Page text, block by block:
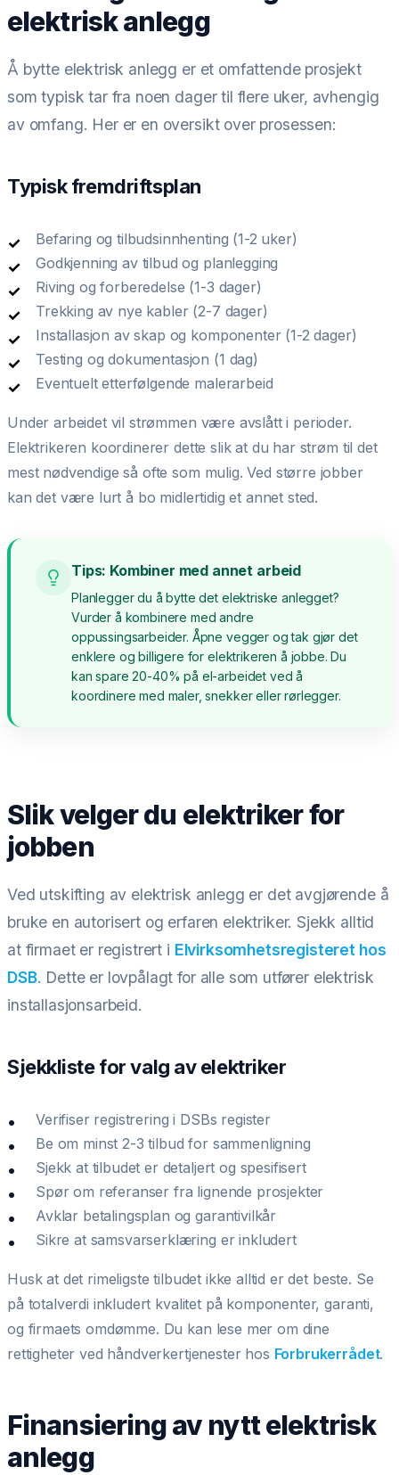
elektrisk anlegg
Å bytte elektrisk anlegg er et omfattende prosjekt
som typisk tar fra noen dager til flere uker, avhengig
av omfang. Her er en oversikt over prosessen:
Typisk fremdriftsplan
Befaring og tilbudsinnhenting (1-2 uker)
Godkjenning av tilbud og planlegging
Riving og forberedelse (1-3 dager)
Trekking av nye kabler (2-7 dager)
Installasjon av skap og komponenter (1-2 dager)
Testing og dokumentasjon (1 dag)
Eventuelt etterfølgende malerarbeid
Under arbeidet vil strømmen være avslått i perioder.
Elektrikeren koordinerer dette slik at du har strøm til det
mest nødvendige så ofte som mulig. Ved større jobber
kan det være lurt å bo midlertidig et annet sted.
Tips: Kombiner med annet arbeid
Planlegger du å bytte det elektriske anlegget?
Vurder å kombinere med andre
oppussingsarbeider. Åpne vegger og tak gjør det
enklere og billigere for elektrikeren å jobbe. Du
kan spare 20-40% på el-arbeidet ved å
koordinere med maler, snekker eller rørlegger.
Slik velger du elektriker for
jobben
Ved utskifting av elektrisk anlegg er det avgjørende å
bruke en autorisert og erfaren elektriker. Sjekk alltid
at firmaet er registrert i Elvirksomhetsregisteret hos
DSB. Dette er lovpålagt for alle som utfører elektrisk
installasjonsarbeid.
Sjekkliste for valg av elektriker
Verifiser registrering i DSBs register
Be om minst 2-3 tilbud for sammenligning
Sjekk at tilbudet er detaljert og spesifisert
Spør om referanser fra lignende prosjekter
Avklar betalingsplan og garantivilkår
Sikre at samsvarserklæring er inkludert
Husk at det rimeligste tilbudet ikke alltid er det beste. Se
på totalverdi inkludert kvalitet på komponenter, garanti,
og firmaets omdømme. Du kan lese mer om dine
rettigheter ved håndverkertjenester hos Forbrukerrådet.
Finansiering av nytt elektrisk
anlegg